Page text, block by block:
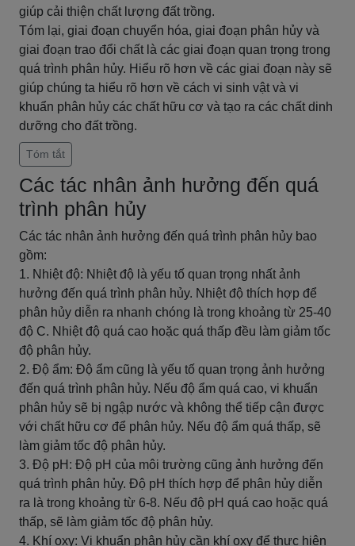
giúp cải thiện chất lượng đất trồng.
Tóm lại, giai đoạn chuyển hóa, giai đoạn phân hủy và
giai đoạn trao đổi chất là các giai đoạn quan trọng trong
quá trình phân hủy. Hiểu rõ hơn về các giai đoạn này sẽ
giúp chúng ta hiểu rõ hơn về cách vi sinh vật và vi
khuẩn phân hủy các chất hữu cơ và tạo ra các chất dinh
dưỡng cho đất trồng.
Tóm tắt
Các tác nhân ảnh hưởng đến quá
trình phân hủy
Các tác nhân ảnh hưởng đến quá trình phân hủy bao
gồm:
1. Nhiệt độ: Nhiệt độ là yếu tố quan trọng nhất ảnh
hưởng đến quá trình phân hủy. Nhiệt độ thích hợp để
phân hủy diễn ra nhanh chóng là trong khoảng từ 25-40
độ C. Nhiệt độ quá cao hoặc quá thấp đều làm giảm tốc
độ phân hủy.
2. Độ ẩm: Độ ẩm cũng là yếu tố quan trọng ảnh hưởng
đến quá trình phân hủy. Nếu độ ẩm quá cao, vi khuẩn
phân hủy sẽ bị ngập nước và không thể tiếp cận được
với chất hữu cơ để phân hủy. Nếu độ ẩm quá thấp, sẽ
làm giảm tốc độ phân hủy.
3. Độ pH: Độ pH của môi trường cũng ảnh hưởng đến
quá trình phân hủy. Độ pH thích hợp để phân hủy diễn
ra là trong khoảng từ 6-8. Nếu độ pH quá cao hoặc quá
thấp, sẽ làm giảm tốc độ phân hủy.
4. Khí oxy: Vi khuẩn phân hủy cần khí oxy để thực hiện